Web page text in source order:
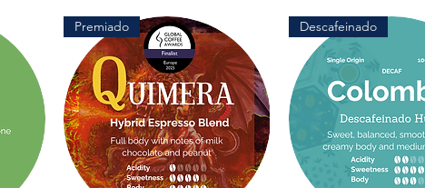
Premiado Descafeinado